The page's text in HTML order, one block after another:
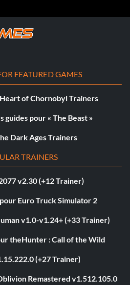
FEATURED GAMES
Heart of Chornobyl Trainers
guides pour « The Beast »
Dark Ages Trainers
TRAINERS
v2.30 (+12 Trainer)
Euro Truck Simulator 2
v1.0-v1.24+ (+33 Trainer)
theHunter : Call of the Wild
(+27 Trainer)
Remastered v1.512.105.0